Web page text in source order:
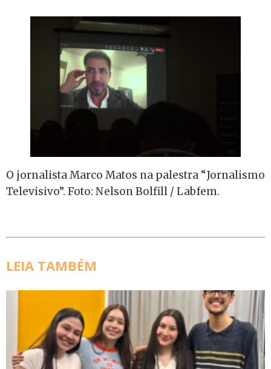
O jornalista Marco Matos na palestra “Jornalismo
Televisivo”. Foto: Nelson Bolfill / Labfem.
LEIA TAMBÉM